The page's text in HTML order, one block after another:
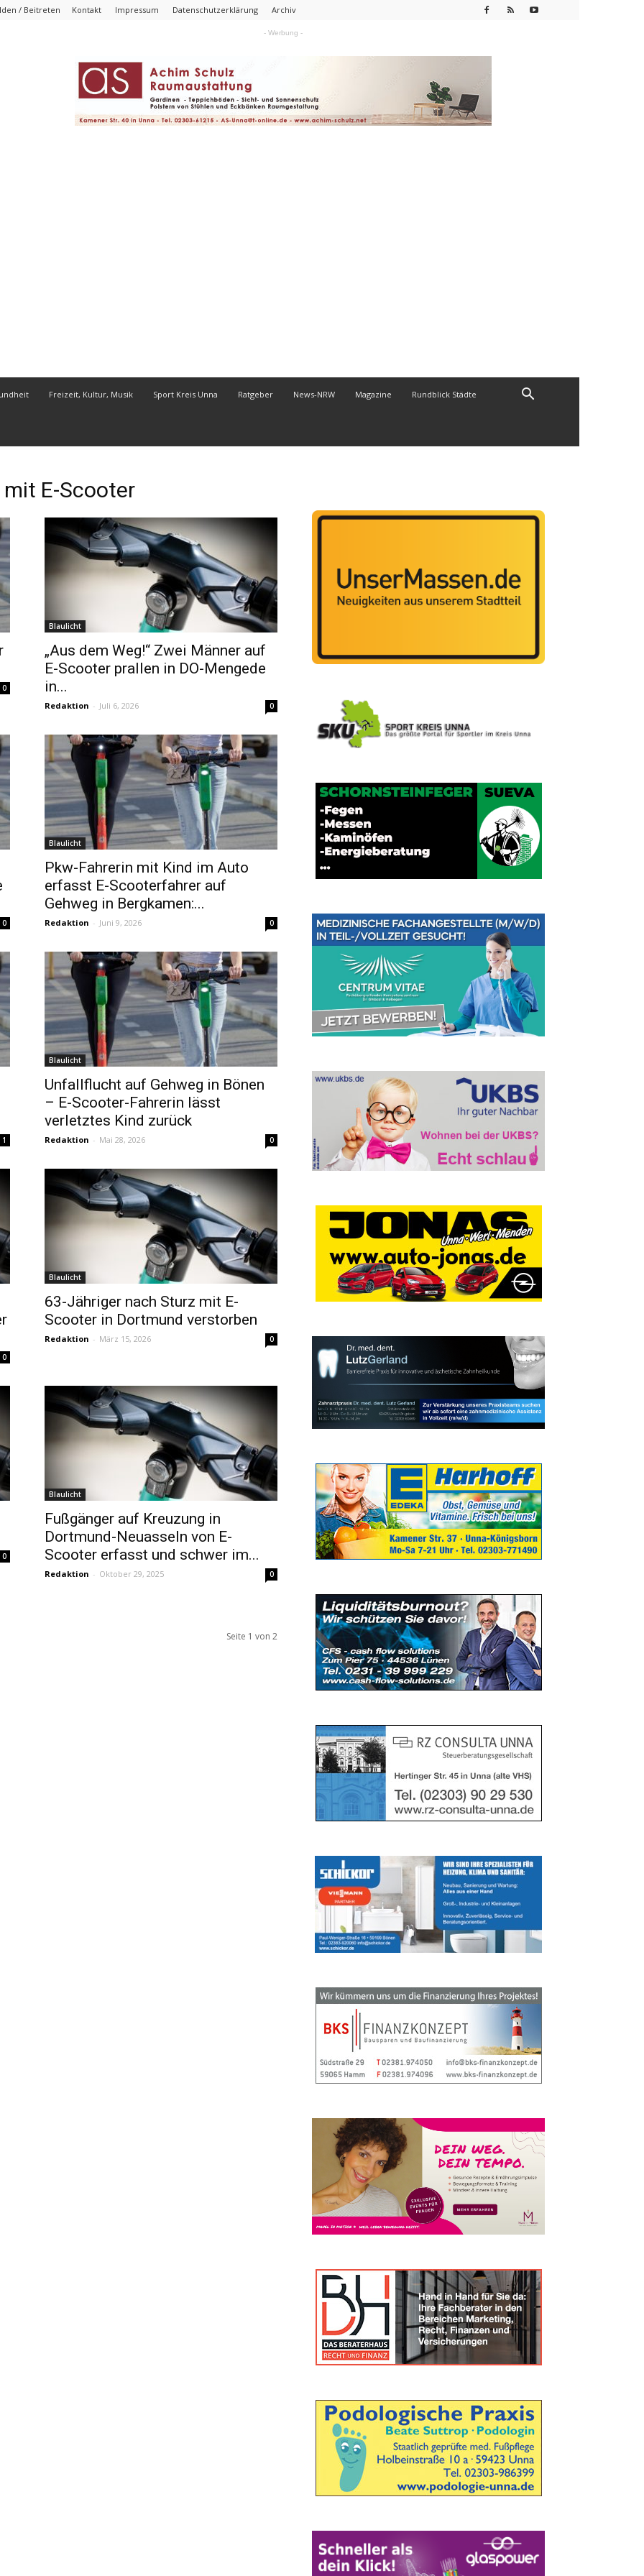
/ Beitreten Kontakt Impressum Datenschutzerklärung Archiv
- Werbung -
Freizeit, Kultur, Musik Sport Kreis Unna Ratgeber News-NRW Magazine Rundblick Städte
mit E-Scooter
0
Blaulicht
„Aus dem Weg!“ Zwei Männer auf
E-Scooter prallen in DO-Mengede
in...
Redaktion - Juli 6, 2026 0
0
Blaulicht
Pkw-Fahrerin mit Kind im Auto
erfasst E-Scooterfahrer auf
Gehweg in Bergkamen:...
Redaktion - Juni 9, 2026 0
1
Blaulicht
Unfallflucht auf Gehweg in Bönen
– E-Scooter-Fahrerin lässt
verletztes Kind zurück
Redaktion - Mai 28, 2026 0
0
Blaulicht
63-Jähriger nach Sturz mit E-
Scooter in Dortmund verstorben
Redaktion - März 15, 2026 0
0
Blaulicht
Fußgänger auf Kreuzung in
Dortmund-Neuasseln von E-
Scooter erfasst und schwer im...
Redaktion - Oktober 29, 2025 0
Seite 1 von 2